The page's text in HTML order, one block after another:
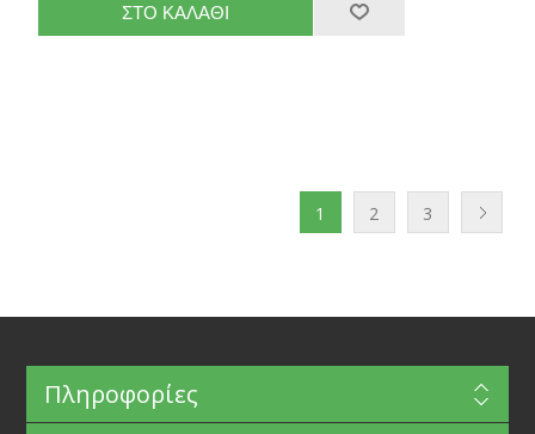
1 2 3
Πληροφορίες